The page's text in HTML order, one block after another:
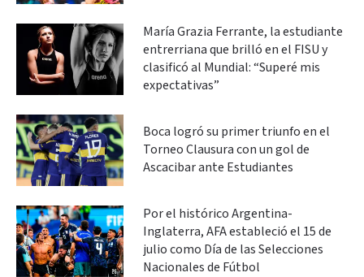
María Grazia Ferrante, la estudiante
entrerriana que brilló en el FISU y
clasificó al Mundial: “Superé mis
expectativas”
Boca logró su primer triunfo en el
Torneo Clausura con un gol de
Ascacibar ante Estudiantes
Por el histórico Argentina-
Inglaterra, AFA estableció el 15 de
julio como Día de las Selecciones
Nacionales de Fútbol